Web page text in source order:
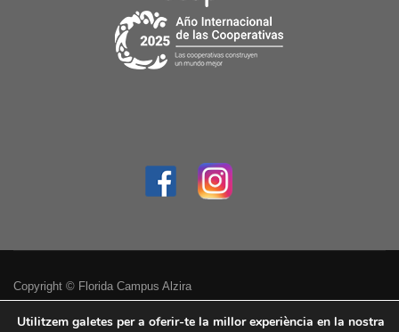
Copyright © Florida Campus Alzira
Política de privacitat
Utilitzem galetes per a oferir-te la millor experiència en la nostra